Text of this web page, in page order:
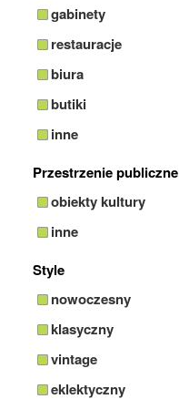
gabinety
restauracje
biura
butiki
inne
Przestrzenie publiczne
obiekty kultury
inne
Style
nowoczesny
klasyczny
vintage
eklektyczny